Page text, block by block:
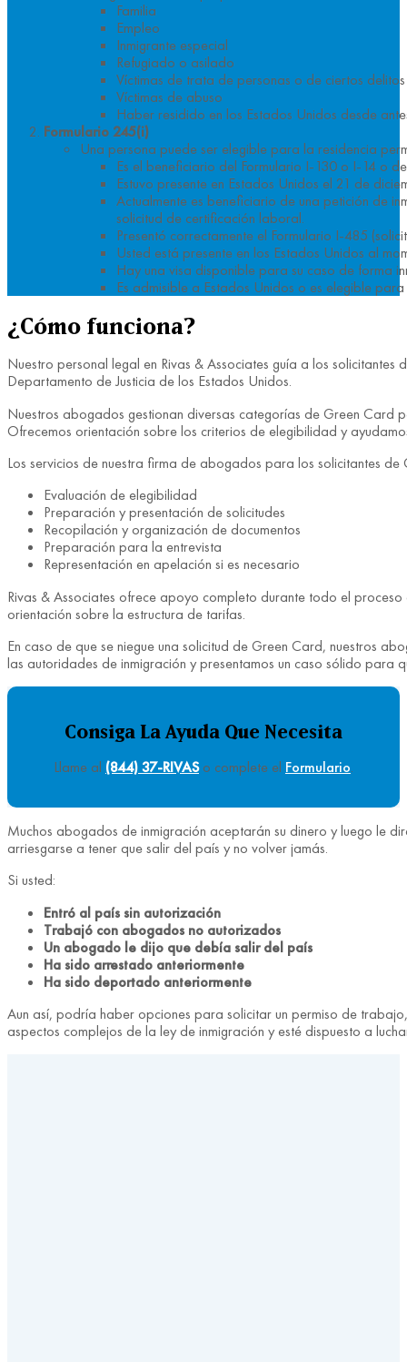
Familia
Empleo
Inmigrante especial
Refugiado o asilado
Víctimas de trata de personas o de ciertos delitos
Víctimas de abuso
Haber residido en los Estados Unidos desde
Formulario 245(i)
Una persona puede ser elegible para la residencia
Es el beneficiario del Formulario I-130 o I-14 o
Estuvo presente en Estados Unidos el 21 de
Actualmente es beneficiario de una petición de
solicitud de certificación laboral.
Presentó correctamente el Formulario I-485
Usted está presente en los Estados Unidos al
Hay una visa disponible para su caso de forma
Es admisible a Estados Unidos o es elegible
¿Cómo funciona?
Nuestro personal legal en Rivas & Associates guía a los
Departamento de Justicia de los Estados Unidos.
Nuestros abogados gestionan diversas categorías de Green Card
Ofrecemos orientación sobre los criterios de elegibilidad y
Los servicios de nuestra firma de abogados para los solicitantes de
Evaluación de elegibilidad
Preparación y presentación de solicitudes
Recopilación y organización de documentos
Preparación para la entrevista
Representación en apelación si es necesario
Rivas & Associates ofrece apoyo completo durante todo el
orientación sobre la estructura de tarifas.
En caso de que se niegue una solicitud de Green Card, nuestros
las autoridades de inmigración y presentamos un caso sólido para
Consiga La Ayuda Que Necesita
Llame al (844) 37-RIVASo complete el Formulario.
Muchos abogados de inmigración aceptarán su dinero y luego le
arriesgarse a tener que salir del país y no volver jamás.
Si usted:
Entró al país sin autorización
Trabajó con abogados no autorizados
Un abogado le dijo que debía salir del país
Ha sido arrestado anteriormente
Ha sido deportado anteriormente
Aun así, podría haber opciones para solicitar un permiso de
aspectos complejos de la ley de inmigración y esté dispuesto a